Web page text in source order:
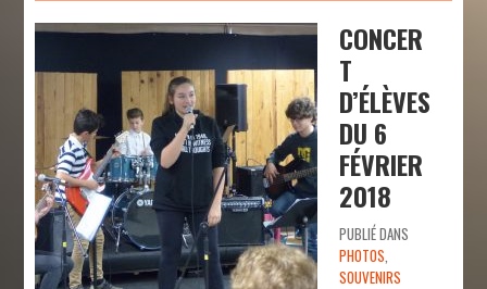
CONCER
T
D’ÉLÈVES
DU 6
FÉVRIER
2018
PUBLIÉ DANS
PHOTOS
SOUVENIRS